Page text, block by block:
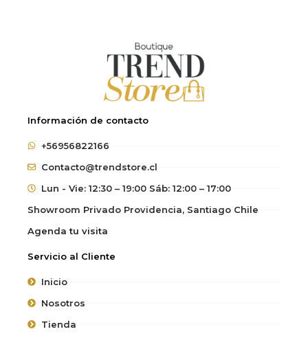
Información de contacto
+56956822166
Contacto@trendstore.cl
Lun - Vie: 12:30 – 19:00 Sáb: 12:00 – 17:00
Showroom Privado Providencia, Santiago Chile
Agenda tu visita
Servicio al Cliente
Inicio
Nosotros
Tienda